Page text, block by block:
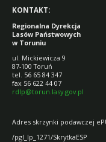
KONTAKT:
Regionalna Dyrekcja
Lasów Państwowych
w Toruniu
ul. Mickiewicza 9
87-100 Toruń
tel. 56 65 84 347
fax 56 622 44 07
rdlp@torun.lasy.gov.pl
Adres skrzynki podawczej
/pgl_lp_1271/SkrytkaESP